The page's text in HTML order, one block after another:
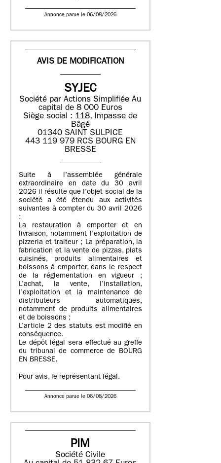
Annonce parue le 06/08/2026
AVIS DE MODIFICATION
SYJEC
Société par Actions SimplifiéeAu
capital de 8 000 Euros
Siège social : 118, Impasse de
Bâgé
01340 SAINT SULPICE
443 119 979 RCS BOURG EN
BRESSE
Suite à l’assemblée générale
extraordinaire en date du 30 avril
2026 il résulte que l’objet social de la
société a été étendu aux activités
suivantes à compter du 30 avril 2026
:
La restauration à emporter et en
livraison, notamment l’exploitation de
pizzeria et traiteur ; La préparation, la
fabrication et la vente de pizzas, plats
cuisinés, produits alimentaires et
boissons à emporter, dans le respect
de la réglementation en vigueur ;
L’achat, la vente, l’installation,
l’exploitation et la maintenance de
distributeurs automatiques,
notamment de produits alimentaires
et de boissons ;
L’article 2 des statuts est modifié en
conséquence.
Le dépôt légal sera effectué au greffe
du tribunal de commerce de BOURG
EN BRESSE.
Pour avis, le représentant légal.
Annonce parue le 06/08/2026
PIM
Société Civile